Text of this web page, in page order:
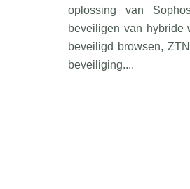
oplossing van
beveiligen van hybride
beveiligd browsen,
beveiliging....